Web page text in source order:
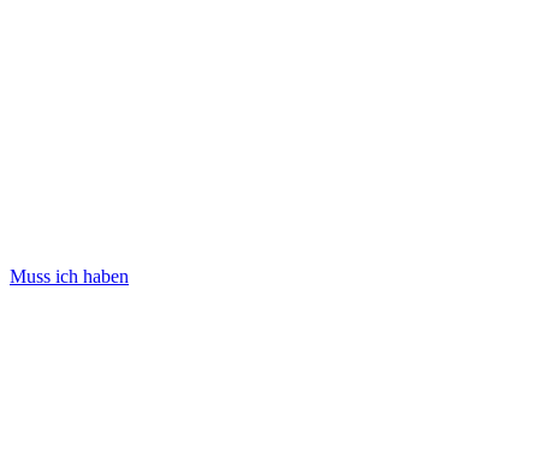
Muss ich haben